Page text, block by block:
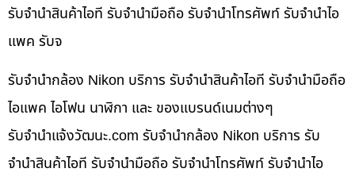
รับจำนำสินค้าไอที รับจำนำมือถือ รับจำนำโทรศัพท์ รับจำนำไอ
แพค รับจ
รับจำนำกล้อง Nikon บริการ รับจำนำสินค้าไอที รับจำนำมือถือ
ไอแพค ไอโฟน นาฬิกา และ ของแบรนด์เนมต่างๆ
รับจํานําแจ้งวัฒนะ.com รับจำนำกล้อง Nikon บริการ รับ
จำนำสินค้าไอที รับจำนำมือถือ รับจำนำโทรศัพท์ รับจำนำไอ